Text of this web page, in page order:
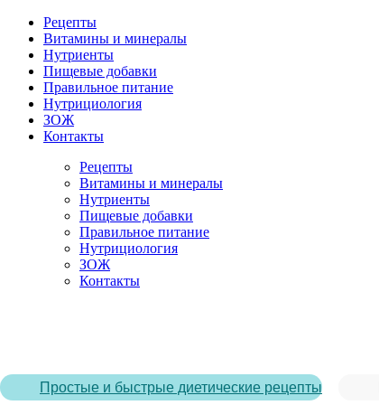
Рецепты
Витамины и минералы
Нутриенты
Пищевые добавки
Правильное питание
Нутрициология
ЗОЖ
Контакты
Рецепты
Витамины и минералы
Нутриенты
Пищевые добавки
Правильное питание
Нутрициология
ЗОЖ
Контакты
Простые и быстрые диетические рецепты